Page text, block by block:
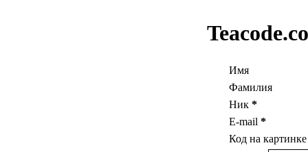
Имя
Фамилия
Ник *
E-mail *
Код на